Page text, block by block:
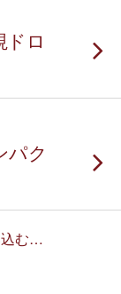
ロ
パク
込む…